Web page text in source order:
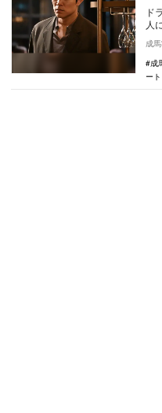
ド
人
が
成
成
ート